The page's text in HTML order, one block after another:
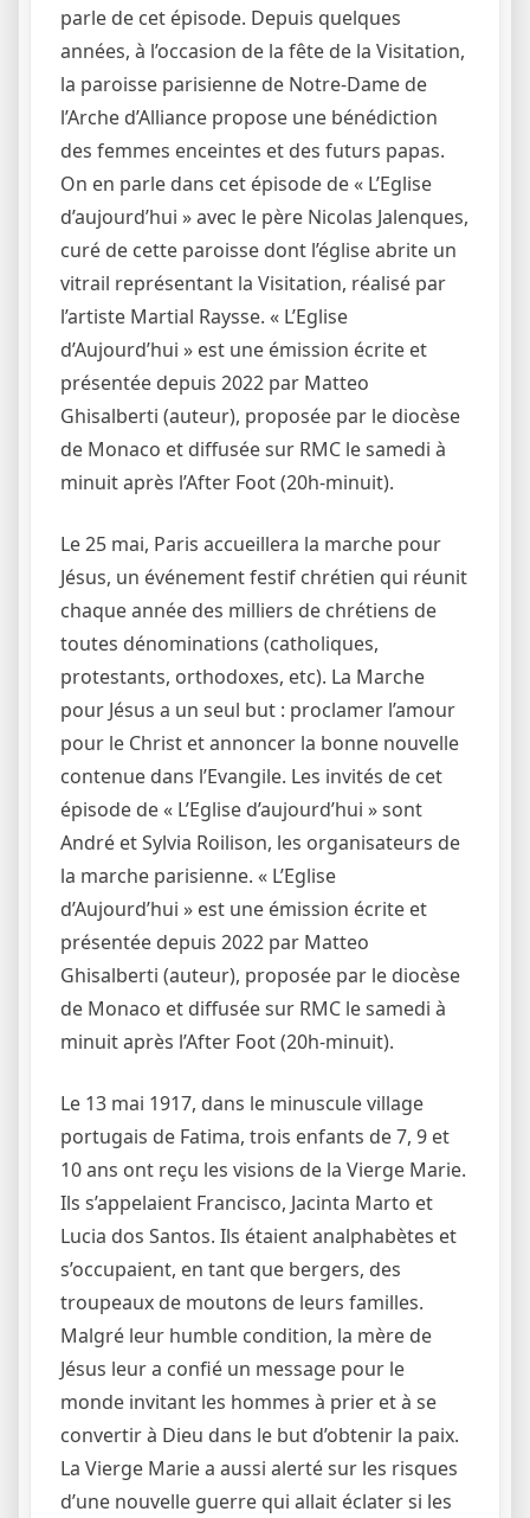
parle de cet épisode. Depuis quelques
années, à l’occasion de la fête de la Visitation,
la paroisse parisienne de Notre-Dame de
l’Arche d’Alliance propose une bénédiction
des femmes enceintes et des futurs papas.
On en parle dans cet épisode de « L’Eglise
d’aujourd’hui » avec le père Nicolas Jalenques,
curé de cette paroisse dont l’église abrite un
vitrail représentant la Visitation, réalisé par
l’artiste Martial Raysse. « L’Eglise
d’Aujourd’hui » est une émission écrite et
présentée depuis 2022 par Matteo
Ghisalberti (auteur), proposée par le diocèse
de Monaco et diffusée sur RMC le samedi à
minuit après l’After Foot (20h-minuit).
Le 25 mai, Paris accueillera la marche pour
Jésus, un événement festif chrétien qui réunit
chaque année des milliers de chrétiens de
toutes dénominations (catholiques,
protestants, orthodoxes, etc). La Marche
pour Jésus a un seul but : proclamer l’amour
pour le Christ et annoncer la bonne nouvelle
contenue dans l’Evangile. Les invités de cet
épisode de « L’Eglise d’aujourd’hui » sont
André et Sylvia Roilison, les organisateurs de
la marche parisienne. « L’Eglise
d’Aujourd’hui » est une émission écrite et
présentée depuis 2022 par Matteo
Ghisalberti (auteur), proposée par le diocèse
de Monaco et diffusée sur RMC le samedi à
minuit après l’After Foot (20h-minuit).
Le 13 mai 1917, dans le minuscule village
portugais de Fatima, trois enfants de 7, 9 et
10 ans ont reçu les visions de la Vierge Marie.
Ils s’appelaient Francisco, Jacinta Marto et
Lucia dos Santos. Ils étaient analphabètes et
s’occupaient, en tant que bergers, des
troupeaux de moutons de leurs familles.
Malgré leur humble condition, la mère de
Jésus leur a confié un message pour le
monde invitant les hommes à prier et à se
convertir à Dieu dans le but d’obtenir la paix.
La Vierge Marie a aussi alerté sur les risques
d’une nouvelle guerre qui allait éclater si les